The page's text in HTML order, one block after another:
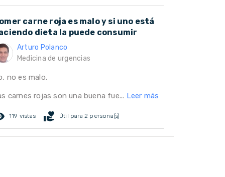
carne roja es malo y si uno está
dieta la puede consumir
Arturo Polanco
Medicina de urgencias
no es malo.
carnes rojas son una buena fue... Leer más
119 vistas volunteer_activism Útil para 2 persona(s)